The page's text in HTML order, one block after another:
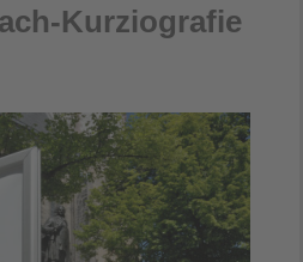
Kurziografie